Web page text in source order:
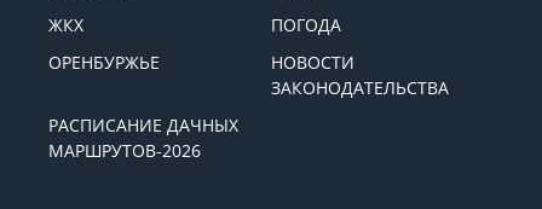
ЖКХ
ПОГОДА
ОРЕНБУРЖЬЕ
НОВОСТИ
ЗАКОНОДАТЕЛЬСТВА
РАСПИСАНИЕ ДАЧНЫХ
МАРШРУТОВ-2026